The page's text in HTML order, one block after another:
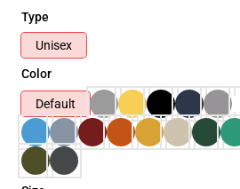
Type
Unisex
Color
Default